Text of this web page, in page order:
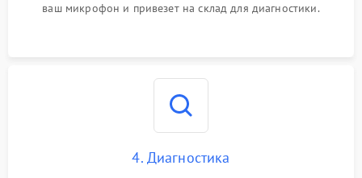
ваш микрофон и привезет на склад для диагностики.
4. Диагностика